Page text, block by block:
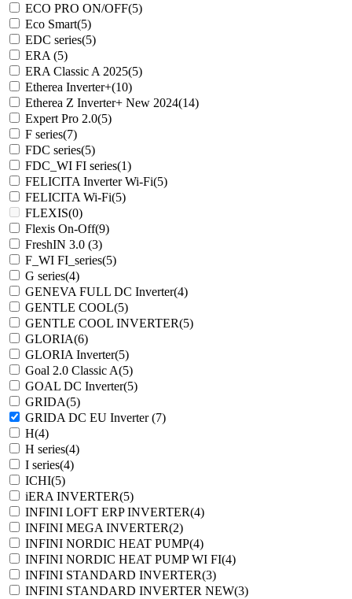
ECO PRO ON/OFF(5)
Eco Smart(5)
EDC series(5)
ERA (5)
ERA Classic A 2025(5)
Etherea Inverter+(10)
Etherea Z Inverter+ New 2024(14)
Expert Pro 2.0(5)
F series(7)
FDC series(5)
FDC_WI FI series(1)
FELICITA Inverter Wi-Fi(5)
FELICITA Wi-Fi(5)
FLEXIS(0)
Flexis On-Off(9)
FreshIN 3.0 (3)
F_WI FI_series(5)
G series(4)
GENEVA FULL DC Inverter(4)
GENTLE COOL(5)
GENTLE COOL INVERTER(5)
GLORIA(6)
GLORIA Inverter(5)
Goal 2.0 Classic A(5)
GOAL DC Inverter(5)
GRIDA(5)
GRIDA DC EU Inverter(7)
H(4)
H series(4)
I series(4)
ICHI(5)
iERA INVERTER(5)
INFINI LOFT ERP INVERTER(4)
INFINI MEGA INVERTER(2)
INFINI NORDIC HEAT PUMP(4)
INFINI NORDIC HEAT PUMP WI FI(4)
INFINI STANDARD INVERTER(3)
INFINI STANDARD INVERTER NEW(3)